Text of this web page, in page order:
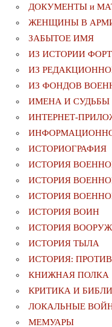
ДОКУМЕНТЫ и
ЖЕНЩИНЫ В
ЗАБЫТОЕ ИМЯ
ИЗ ИСТОРИИ
ИЗ
ИЗ ФОНДОВ
ИМЕНА И СУДЬБЫ
ИНТЕРНЕТ-
ИСТОРИОГРАФИЯ
ИСТОРИЯ
ИСТОРИЯ
ИСТОРИЯ
ИСТОРИЯ ВОИН
ИСТОРИЯ
ИСТОРИЯ ТЫЛА
ИСТОРИЯ:
КНИЖНАЯ ПОЛКА
КРИТИКА И
ЛОКАЛЬНЫЕ
МЕМУАРЫ